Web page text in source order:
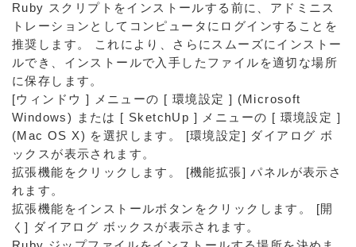
Ruby スクリプトをインストールする前に、アドミニス
トレーションとしてコンピュータにログインすることを
推奨します。 これにより、さらにスムーズにインストー
ルでき、インストールで入手したファイルを適切な場所
に保存します。
[ウィンドウ ] メニューの [ 環境設定 ] (Microsoft
Windows) または [ SketchUp ] メニューの [ 環境設定 ]
(Mac OS X) を選択します。 [環境設定] ダイアログ ボ
ックスが表示されます。
拡張機能をクリックします。 [機能拡張] パネルが表示さ
れます。
拡張機能をインストールボタンをクリックします。 [開
く] ダイアログ ボックスが表示されます。